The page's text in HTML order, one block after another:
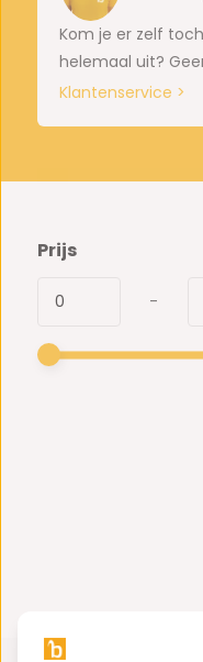
Kom je er zelf
helemaal uit?
Klantenservice >
Prijs
-